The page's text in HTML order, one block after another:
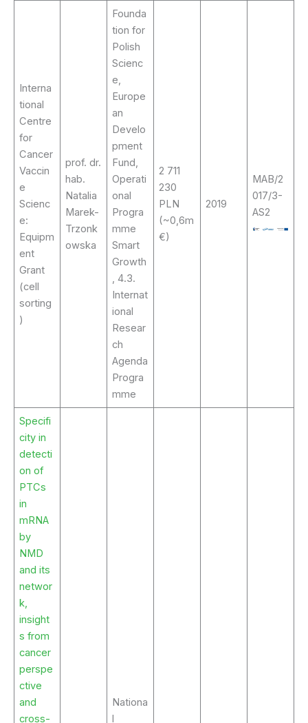
Interna
tional
Centre
for
Cancer
Vaccin
e
Scienc
e:
Equipm
ent
Grant
(cell
sorting
)
prof. dr.
hab.
Natalia
Marek-
Trzonk
owska
Founda
tion for
Polish
Scienc
e,
Europe
an
Develo
pment
Fund,
Operati
onal
Progra
mme
Smart
Growth
, 4.3.
Internat
ional
Resear
ch
Agenda
Progra
mme
2 711
230
PLN
(~0,6m
€)
2019
MAB/2
017/3-
AS2
Specifi
city in
detecti
on of
PTCs
in
mRNA
by
NMD
and its
networ
k,
insight
s from
cancer
perspe
ctive
and
cross-
Nationa
l